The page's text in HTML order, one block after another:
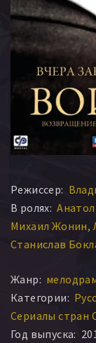
Режиссер:
В ролях:
Михаил Жонин
Станислав
Сергей
Борис
Юлия
Олег
Жанр:
Категории:
Сериалы стран
Год выпуска: